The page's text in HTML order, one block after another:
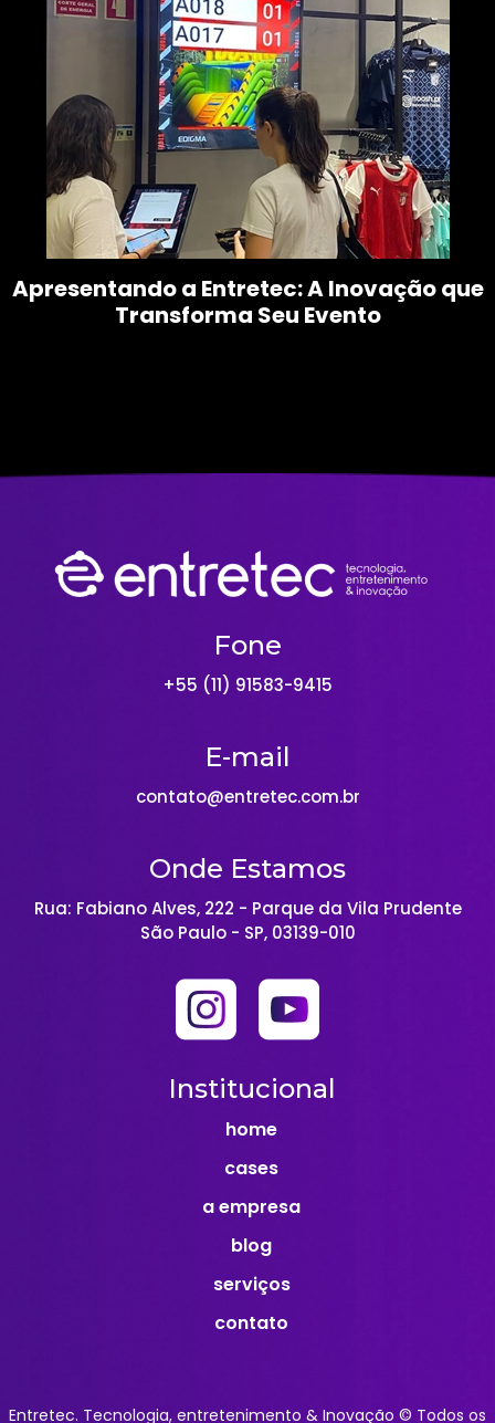
Apresentando a Entretec: A Inovação que
Transforma Seu Evento
Fone
+55 (11) 91583-9415
E-mail
contato@entretec.com.br
Onde Estamos
Rua: Fabiano Alves, 222 - Parque da Vila Prudente
São Paulo - SP, 03139-010
Institucional
home
cases
a empresa
blog
serviços
contato
Entretec. Tecnologia, entretenimento & Inovação © Todos os